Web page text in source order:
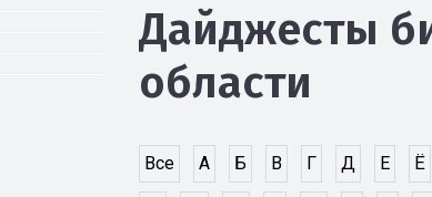
Дайджесты
области
Все А Б В Г Д Е Ё